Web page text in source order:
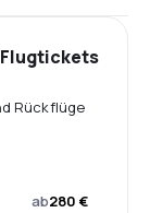
Rückflüge
ab280 €